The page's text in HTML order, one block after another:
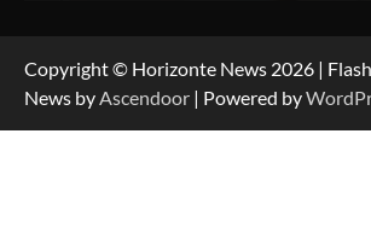
Copyright © Horizonte News 2026 | Flash
News byAscendoor | Powered by